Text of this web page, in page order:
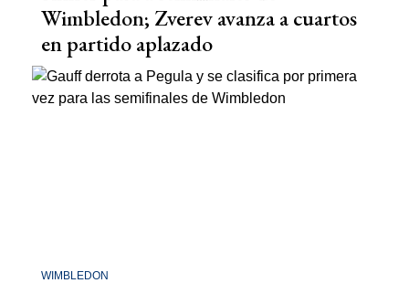
Wimbledon; Zverev avanza a cuartos
en partido aplazado
WIMBLEDON